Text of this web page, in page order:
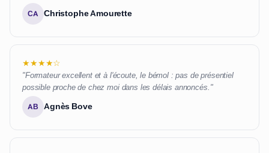
CA Christophe Amourette
★★★★☆
"Formateur excellent et à l'écoute, le bémol : pas de présentiel
possible proche de chez moi dans les délais annoncés."
AB Agnès Bove